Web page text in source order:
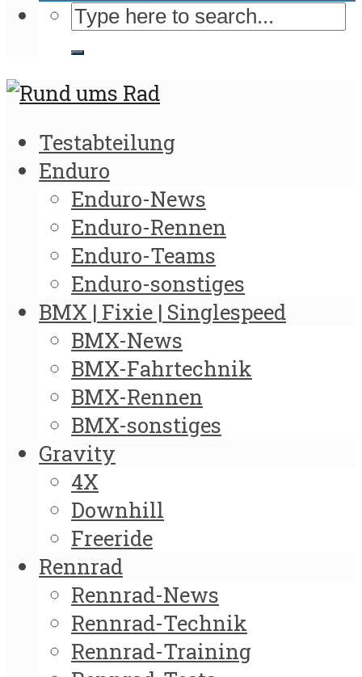
Testabteilung
Enduro
Enduro-News
Enduro-Rennen
Enduro-Teams
Enduro-sonstiges
BMX | Fixie | Singlespeed
BMX-News
BMX-Fahrtechnik
BMX-Rennen
BMX-sonstiges
Gravity
4X
Downhill
Freeride
Rennrad
Rennrad-News
Rennrad-Technik
Rennrad-Training